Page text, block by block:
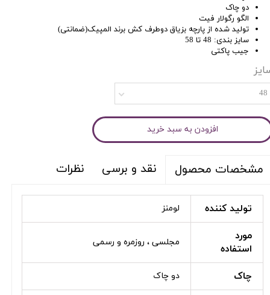
دو چاک
الگو رگولار فیت
تولید شده از پارچه بزیاق دوطرف کش برند المپیک(ضمانتی)
سایز بندی: 48 تا 58
جیب پاکتی
48
افزودن به سبد خرید
مشخصات محصول نقد و برسی نظرات
تولید کننده لومنز
مورد
استفاده
مجلسی ، روزمره و رسمی
چاک دو چاک